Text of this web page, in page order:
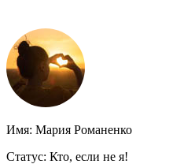
Имя: Мария Романенко
Статус: Кто, если не я!